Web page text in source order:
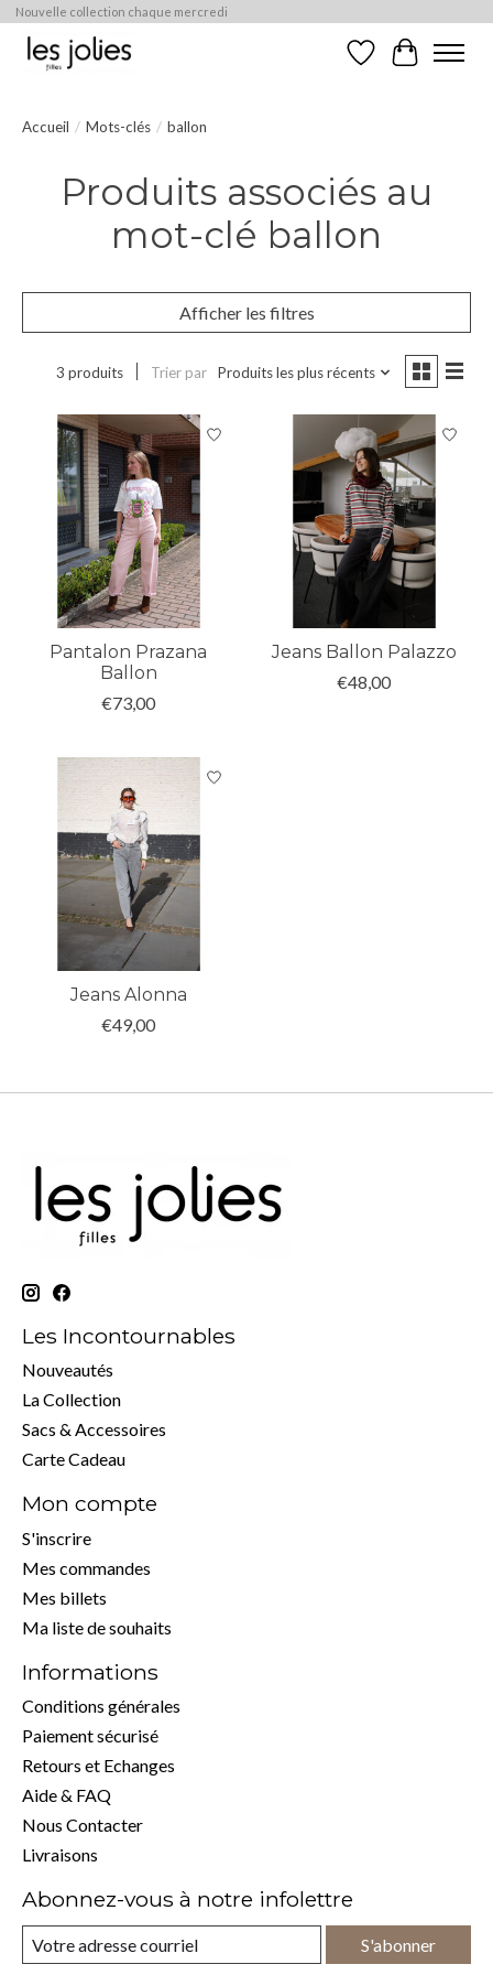
Nouvelle collection chaque mercredi
Liste de souhaits
Panier
Accueil / Mots-clés / ballon
Produits associés au
mot-clé ballon
Afficher les filtres
3 produits Trier par Produits les plus récents
Pantalon Prazana
Ballon
€73,00
Jeans Ballon Palazzo
€48,00
Jeans Alonna
€49,00
Les Incontournables
Nouveautés
La Collection
Sacs & Accessoires
Carte Cadeau
Mon compte
S'inscrire
Mes commandes
Mes billets
Ma liste de souhaits
Informations
Conditions générales
Paiement sécurisé
Retours et Echanges
Aide & FAQ
Nous Contacter
Livraisons
Abonnez-vous à notre infolettre
S'abonner